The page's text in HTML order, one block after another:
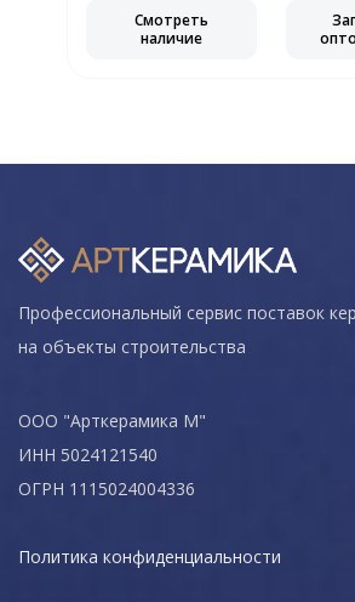
Смотреть
наличие
Профессиональный сервис поставок
на объекты строительства
ООО "Арткерамика М"
ИНН 5024121540
ОГРН 1115024004336
Политика конфиденциальности